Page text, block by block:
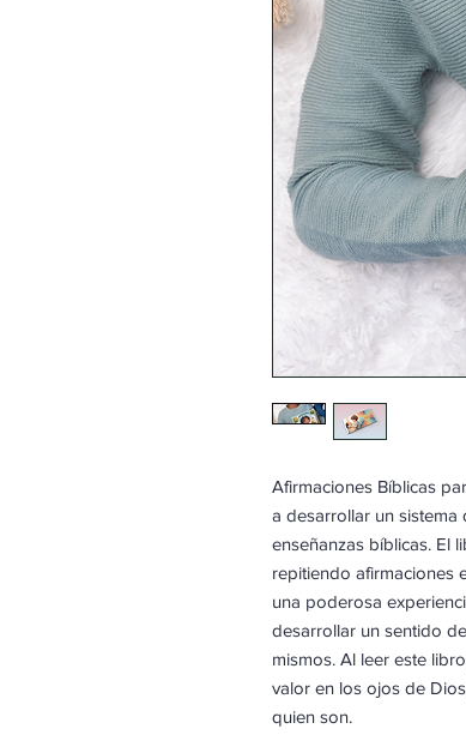
Afirmaciones Bíblicas
a desarrollar un sistema
enseñanzas bíblicas. El
repitiendo afirmaciones
una poderosa
desarrollar un sentido
mismos. Al leer este
valor en los ojos de
quien son.